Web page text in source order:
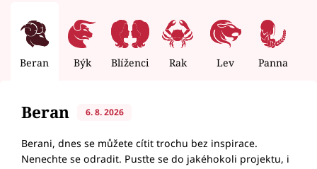
Beran Býk Blíženci Rak Lev Panna
Beran 6. 8. 2026
Berani, dnes se můžete cítit trochu bez inspirace.
Nenechte se odradit. Pusťte se do jakéhokoli projektu, i